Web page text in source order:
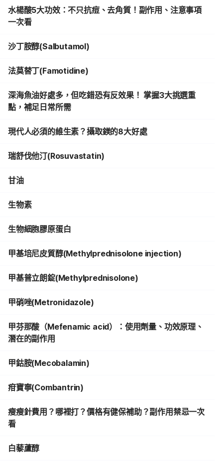
水楊酸5大功效：不只抗痘、去角質！副作用、注意事項
一次看
沙丁胺醇(Salbutamol)
法莫替丁(Famotidine)
深海魚油好處多，但吃錯恐有反效果！ 掌握3大挑選重
點，補足日常所需
現代人必須的維生素？攝取鎂的8大好處
瑞舒伐他汀(Rosuvastatin)
甘油
生物素
生物細胞膠原蛋白
甲基培尼皮質醇(Methylprednisolone injection)
甲基普立朗錠(Methylprednisolone)
甲硝唑(Metronidazole)
甲芬那酸（Mefenamic acid）：使用劑量、功效原理、
潛在的副作用
甲鈷胺(Mecobalamin)
疳寶寧(Combantrin)
瘦瘦針費用？哪裡打？價格有健保補助？副作用禁忌一次
看
白藜蘆醇